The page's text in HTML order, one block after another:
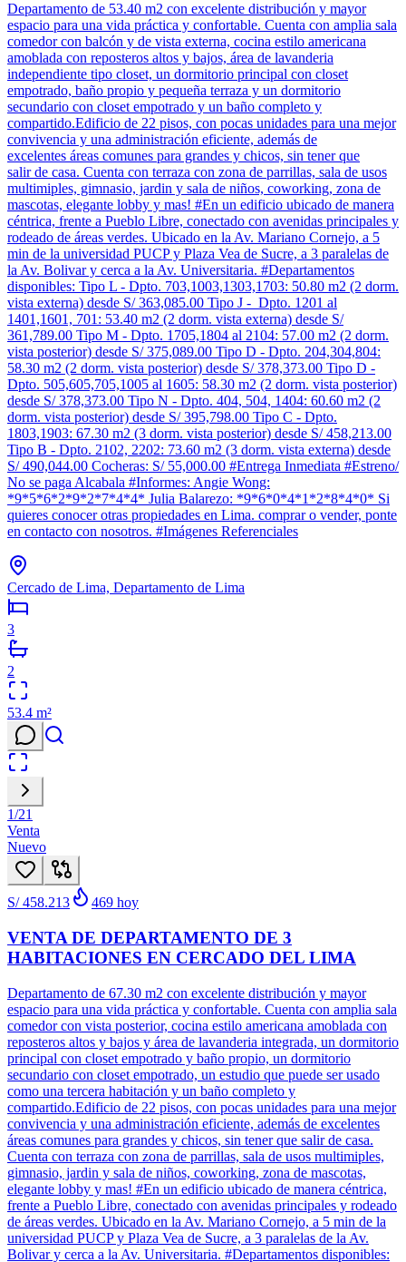
Departamento de 53.40 m2 con excelente distribución y mayor
espacio para una vida práctica y confortable. Cuenta con amplia sala
comedor con balcón y de vista externa, cocina estilo americana
amoblada con reposteros altos y bajos, área de lavanderia
independiente tipo closet, un dormitorio principal con closet
empotrado, baño propio y pequeña terraza y un dormitorio
secundario con closet empotrado y un baño completo y
compartido.Edificio de 22 pisos, con pocas unidades para una mejor
convivencia y una administración eficiente, además de
excelentes áreas comunes para grandes y chicos, sin tener que
salir de casa. Cuenta con terraza con zona de parrillas, sala de usos
multimiples, gimnasio, jardin y sala de niños, coworking, zona de
mascotas, elegante lobby y mas! #En un edificio ubicado de manera
céntrica, frente a Pueblo Libre, conectado con avenidas principales y
rodeado de áreas verdes. Ubicado en la Av. Mariano Cornejo, a 5
min de la universidad PUCP y Plaza Vea de Sucre, a 3 paralelas de
la Av. Bolivar y cerca a la Av. Universitaria. #Departamentos
disponibles: Tipo L - Dpto. 703,1003,1303,1703: 50.80 m2 (2 dorm.
vista externa) desde S/ 363,085.00 Tipo J - Dpto. 1201 al
1401,1601, 701: 53.40 m2 (2 dorm. vista externa) desde S/
361,789.00 Tipo M - Dpto. 1705,1804 al 2104: 57.00 m2 (2 dorm.
vista posterior) desde S/ 375,089.00 Tipo D - Dpto. 204,304,804:
58.30 m2 (2 dorm. vista posterior) desde S/ 378,373.00 Tipo D -
Dpto. 505,605,705,1005 al 1605: 58.30 m2 (2 dorm. vista posterior)
desde S/ 378,373.00 Tipo N - Dpto. 404, 504, 1404: 60.60 m2 (2
dorm. vista posterior) desde S/ 395,798.00 Tipo C - Dpto.
1803,1903: 67.30 m2 (3 dorm. vista posterior) desde S/ 458,213.00
Tipo B - Dpto. 2102, 2202: 73.60 m2 (3 dorm. vista externa) desde
S/ 490,044.00 Cocheras: S/ 55,000.00 #Entrega Inmediata #Estreno/
No se paga Alcabala #Informes: Angie Wong:
*9*5*6*2*9*2*7*4*4* Julia Balarezo: *9*6*0*4*1*2*8*4*0* Si
quieres conocer otras propiedades en Lima. comprar o vender, ponte
en contacto con nosotros. #Imágenes Referenciales
Cercado de Lima, Departamento de Lima
3
2
53.4 m²
1/21
Venta
Nuevo
S/ 458.213 469 hoy
VENTA DE DEPARTAMENTO DE 3
HABITACIONES EN CERCADO DEL LIMA
Departamento de 67.30 m2 con excelente distribución y mayor
espacio para una vida práctica y confortable. Cuenta con amplia sala
comedor con vista posterior, cocina estilo americana amoblada con
reposteros altos y bajos y área de lavanderia integrada, un dormitorio
principal con closet empotrado y baño propio, un dormitorio
secundario con closet empotrado, un estudio que puede ser usado
como una tercera habitación y un baño completo y
compartido.Edificio de 22 pisos, con pocas unidades para una mejor
convivencia y una administración eficiente, además de excelentes
áreas comunes para grandes y chicos, sin tener que salir de casa.
Cuenta con terraza con zona de parrillas, sala de usos multimiples,
gimnasio, jardin y sala de niños, coworking, zona de mascotas,
elegante lobby y mas! #En un edificio ubicado de manera céntrica,
frente a Pueblo Libre, conectado con avenidas principales y rodeado
de áreas verdes. Ubicado en la Av. Mariano Cornejo, a 5 min de la
universidad PUCP y Plaza Vea de Sucre, a 3 paralelas de la Av.
Bolivar y cerca a la Av. Universitaria. #Departamentos disponibles: